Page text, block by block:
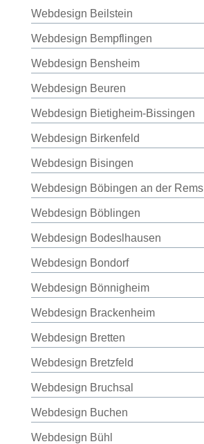
Webdesign Beilstein
Webdesign Bempflingen
Webdesign Bensheim
Webdesign Beuren
Webdesign Bietigheim-Bissingen
Webdesign Birkenfeld
Webdesign Bisingen
Webdesign Böbingen an der Rems
Webdesign Böblingen
Webdesign Bodeslhausen
Webdesign Bondorf
Webdesign Bönnigheim
Webdesign Brackenheim
Webdesign Bretten
Webdesign Bretzfeld
Webdesign Bruchsal
Webdesign Buchen
Webdesign Bühl